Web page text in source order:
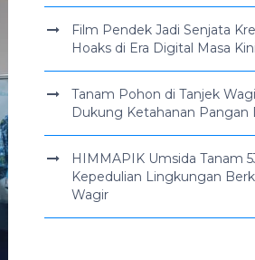
Film Pendek Jadi Senjata
Hoaks di Era Digital Masa Kini
Tanam Pohon di Tanjek
Dukung Ketahanan Pangan
HIMMAPIK Umsida Tanam
Kepedulian Lingkungan
Wagir